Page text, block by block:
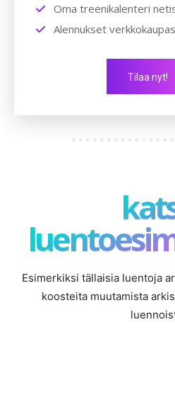
Oma treenikalenteri
Alennukset
Tilaa nyt!
Esimerkiksi tällaisia luentoja
koosteita muutamista